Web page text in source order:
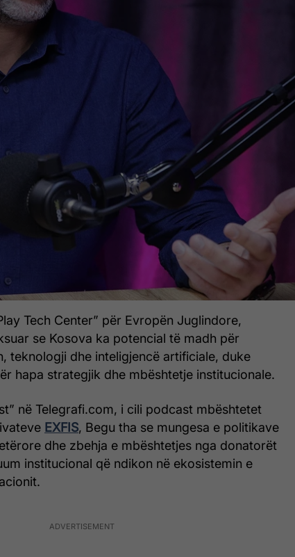
Tech Center” për Evropën Juglindore,
se Kosova ka potencial të madh për
teknologji dhe inteligjencë artificiale, duke
hapa strategjik dhe mbështetje institucionale.
në Telegrafi.com, i cili podcast mbështetet
EXFIS, Begu tha se mungesa e politikave
dhe zbehja e mbështetjes nga donatorët
institucional që ndikon në ekosistemin e